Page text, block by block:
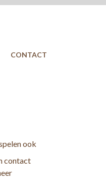
CONTACT
ook
contact